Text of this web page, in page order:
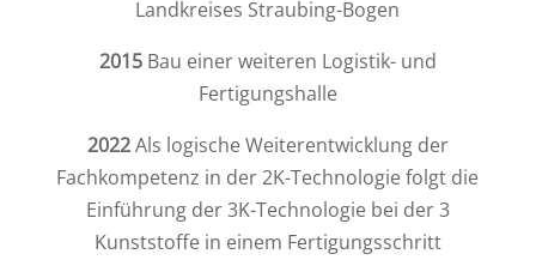
Landkreises Straubing-Bogen
2015Bau einer weiteren Logistik- und
Fertigungshalle
2022Als logische Weiterentwicklung der
Fachkompetenz in der 2K-Technologie folgt die
Einführung der 3K-Technologie bei der 3
Kunststoffe in einem Fertigungsschritt